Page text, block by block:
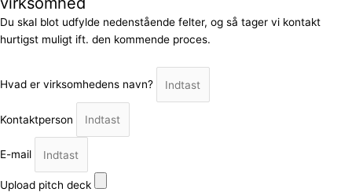
Du skal blot udfylde nedenstående felter, og så tager vi kontakt
hurtigst muligt ift. den kommende proces.
Hvad er virksomhedens navn?
Kontaktperson
E-mail
Upload pitch deck